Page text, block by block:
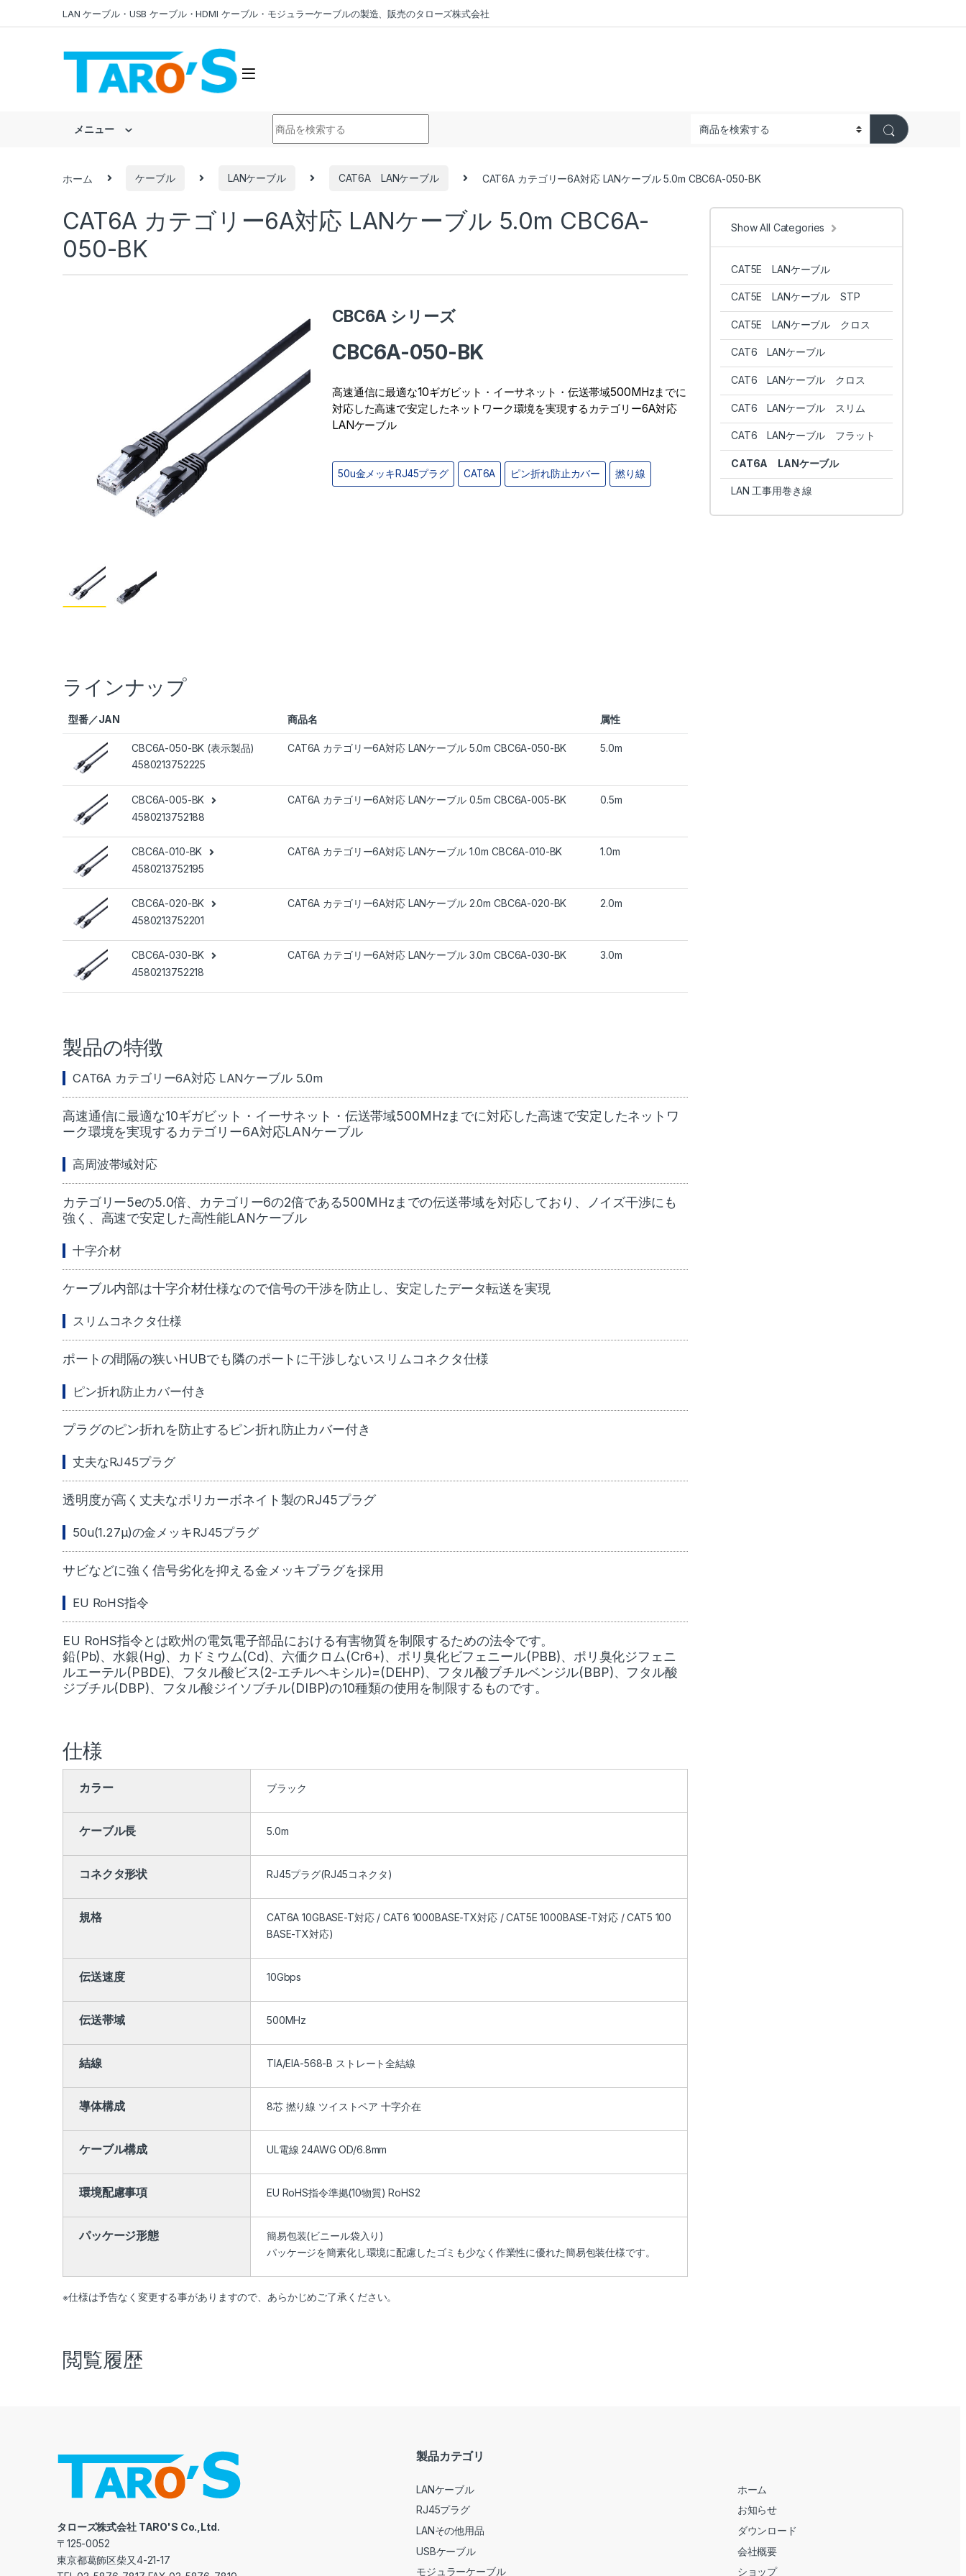
LAN ケーブル・USB ケーブル・HDMI ケーブル・モジュラーケーブルの製造、販売のタローズ株式会社
メニュー
ホーム ケーブル LANケーブル CAT6A LANケーブル CAT6A カテゴリー6A対応 LANケーブル 5.0m CBC6A-050-BK
CAT6A カテゴリー6A対応 LANケーブル 5.0m CBC6A-
050-BK
CBC6A シリーズ
CBC6A-050-BK
高速通信に最適な10ギガビット・イーサネット・伝送帯域500MHzまでに
対応した高速で安定したネットワーク環境を実現するカテゴリー6A対応
LANケーブル
50u金メッキRJ45プラグ CAT6A ピン折れ防止カバー 撚り線
ラインナップ
型番／JAN 商品名 属性
CBC6A-050-BK (表示製品)
4580213752225
CAT6A カテゴリー6A対応 LANケーブル 5.0m CBC6A-050-BK 5.0m
CBC6A-005-BK
4580213752188
CAT6A カテゴリー6A対応 LANケーブル 0.5m CBC6A-005-BK 0.5m
CBC6A-010-BK
4580213752195
CAT6A カテゴリー6A対応 LANケーブル 1.0m CBC6A-010-BK 1.0m
CBC6A-020-BK
4580213752201
CAT6A カテゴリー6A対応 LANケーブル 2.0m CBC6A-020-BK 2.0m
CBC6A-030-BK
4580213752218
CAT6A カテゴリー6A対応 LANケーブル 3.0m CBC6A-030-BK 3.0m
製品の特徴
CAT6A カテゴリー6A対応 LANケーブル 5.0m
高速通信に最適な10ギガビット・イーサネット・伝送帯域500MHzまでに対応した高速で安定したネットワ
ーク環境を実現するカテゴリー6A対応LANケーブル
高周波帯域対応
カテゴリー5eの5.0倍、カテゴリー6の2倍である500MHzまでの伝送帯域を対応しており、ノイズ干渉にも
強く、高速で安定した高性能LANケーブル
十字介材
ケーブル内部は十字介材仕様なので信号の干渉を防止し、安定したデータ転送を実現
スリムコネクタ仕様
ポートの間隔の狭いHUBでも隣のポートに干渉しないスリムコネクタ仕様
ピン折れ防止カバー付き
プラグのピン折れを防止するピン折れ防止カバー付き
丈夫なRJ45プラグ
透明度が高く丈夫なポリカーボネイト製のRJ45プラグ
50u(1.27μ)の金メッキRJ45プラグ
サビなどに強く信号劣化を抑える金メッキプラグを採用
EU RoHS指令
EU RoHS指令とは欧州の電気電子部品における有害物質を制限するための法令です。
鉛(Pb)、水銀(Hg)、カドミウム(Cd)、六価クロム(Cr6+)、ポリ臭化ビフェニール(PBB)、ポリ臭化ジフェニ
ルエーテル(PBDE)、フタル酸ビス(2-エチルヘキシル)=(DEHP)、フタル酸ブチルベンジル(BBP)、フタル酸
ジブチル(DBP)、フタル酸ジイソブチル(DIBP)の10種類の使用を制限するものです。
仕様
カラー ブラック
ケーブル長 5.0m
コネクタ形状 RJ45プラグ(RJ45コネクタ)
規格
CAT6A 10GBASE-T対応 / CAT6 1000BASE-TX対応 / CAT5E 1000BASE-T対応 / CAT5 100
BASE-TX対応)
伝送速度 10Gbps
伝送帯域 500MHz
結線 TIA/EIA-568-B ストレート全結線
導体構成 8芯 撚り線 ツイストペア 十字介在
ケーブル構成 UL電線 24AWG OD/6.8mm
環境配慮事項 EU RoHS指令準拠(10物質) RoHS2
パッケージ形態
簡易包装(ビニール袋入り)
パッケージを簡素化し環境に配慮したゴミも少なく作業性に優れた簡易包装仕様です。
※仕様は予告なく変更する事がありますので、あらかじめご了承ください。
閲覧履歴
Show All Categories
CAT5E LANケーブル
CAT5E LANケーブル STP
CAT5E LANケーブル クロス
CAT6 LANケーブル
CAT6 LANケーブル クロス
CAT6 LANケーブル スリム
CAT6 LANケーブル フラット
CAT6A LANケーブル
LAN 工事用巻き線
タローズ株式会社 TARO'S Co.,Ltd.
〒125-0052
東京都葛飾区柴又4-21-17
製品カテゴリ
LANケーブル
RJ45プラグ
LANその他用品
USBケーブル
モジュラーケーブル
ホーム
お知らせ
ダウンロード
会社概要
ショップ